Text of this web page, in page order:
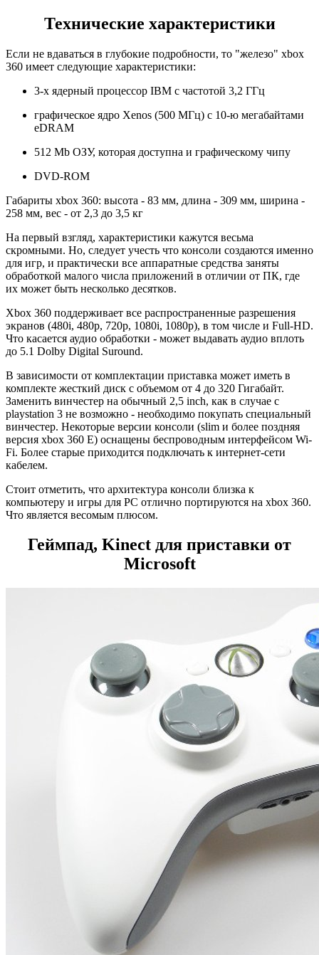
Технические характеристики
Если не вдаваться в глубокие подробности, то "железо" xbox
360 имеет следующие характеристики:
3-х ядерный процессор IBM с частотой 3,2 ГГц
графическое ядро Xenos (500 MГц) с 10-ю мегабайтами
eDRAM
512 Mb ОЗУ, которая доступна и графическому чипу
DVD-ROM
Габариты xbox 360: высота - 83 мм, длина - 309 мм, ширина -
258 мм, вес - от 2,3 до 3,5 кг
На первый взгляд, характеристики кажутся весьма
скромными. Но, следует учесть что консоли создаются именно
для игр, и практически все аппаратные средства заняты
обработкой малого числа приложений в отличии от ПК, где
их может быть несколько десятков.
Xbox 360 поддерживает все распространенные разрешения
экранов (480i, 480p, 720p, 1080i, 1080p), в том числе и Full-HD.
Что касается аудио обработки - может выдавать аудио вплоть
до 5.1 Dolby Digital Suround.
В зависимости от комплектации приставка может иметь в
комплекте жесткий диск с объемом от 4 до 320 Гигабайт.
Заменить винчестер на обычный 2,5 inch, как в случае с
playstation 3 не возможно - необходимо покупать специальный
винчестер. Некоторые версии консоли (slim и более поздняя
версия xbox 360 E) оснащены беспроводным интерфейсом Wi-
Fi. Более старые приходится подключать к интернет-сети
кабелем.
Стоит отметить, что архитектура консоли близка к
компьютеру и игры для PC отлично портируются на xbox 360.
Что является весомым плюсом.
Геймпад, Kinect для приставки от
Microsoft